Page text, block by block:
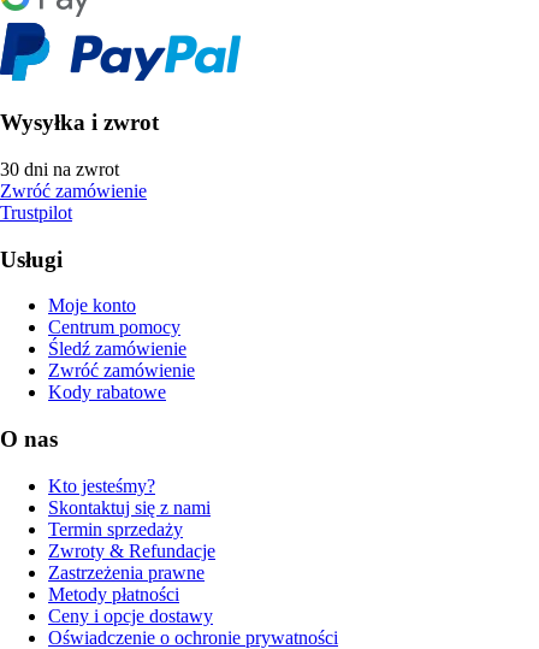
Wysyłka i zwrot
30 dni na zwrot
Zwróć zamówienie
Trustpilot
Usługi
Moje konto
Centrum pomocy
Śledź zamówienie
Zwróć zamówienie
Kody rabatowe
O nas
Kto jesteśmy?
Skontaktuj się z nami
Termin sprzedaży
Zwroty & Refundacje
Zastrzeżenia prawne
Metody płatności
Ceny i opcje dostawy
Oświadczenie o ochronie prywatności